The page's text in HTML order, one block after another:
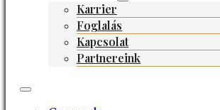
Karrier
Foglalás
Kapcsolat
Partnereink